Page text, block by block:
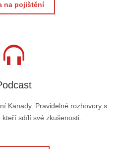
na pojištění
Kanady. Pravidelné rozhovory s
sdílí své zkušenosti.